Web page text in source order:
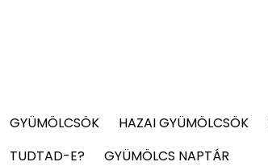
GYÜMÖLCSÖK HAZAI GYÜMÖLCSÖK
TUDTAD-E?
GYÜMÖLCS NAPTÁR